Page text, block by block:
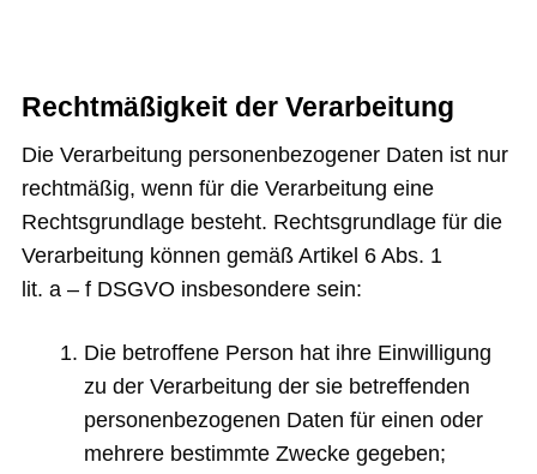
Rechtmäßigkeit der Verarbeitung
Die Verarbeitung personenbezogener Daten ist nur
rechtmäßig, wenn für die Verarbeitung eine
Rechtsgrundlage besteht. Rechtsgrundlage für die
Verarbeitung können gemäß Artikel 6 Abs. 1
lit. a – f DSGVO insbesondere sein:
Die betroffene Person hat ihre Einwilligung
zu der Verarbeitung der sie betreffenden
personenbezogenen Daten für einen oder
mehrere bestimmte Zwecke gegeben;